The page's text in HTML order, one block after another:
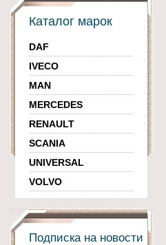
Каталог марок
DAF
IVECO
MAN
MERCEDES
RENAULT
SCANIA
UNIVERSAL
VOLVO
Подписка на новости